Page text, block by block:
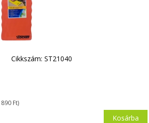
890 Ft)
Cikkszám: ST21040
Kosárba